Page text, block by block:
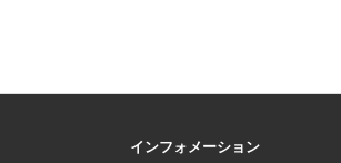
インフォメーション